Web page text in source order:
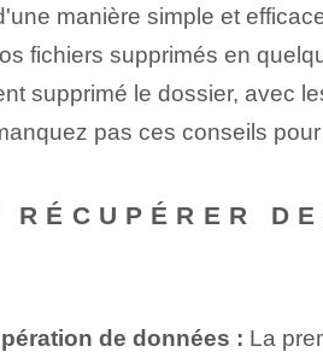
manière simple et
fichiers supprimés en
supprimé le dossier, avec
pas ces conseils
de données : La